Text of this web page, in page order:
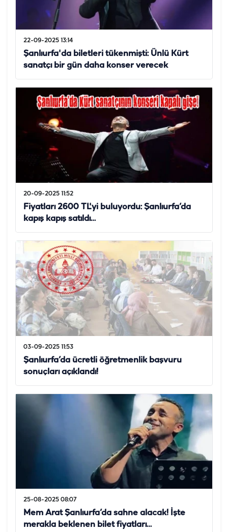
22-09-2025 13:14
Şanlıurfa'da biletleri tükenmişti: Ünlü Kürt
sanatçı bir gün daha konser verecek
20-09-2025 11:52
Fiyatları 2600 TL'yi buluyordu: Şanlıurfa’da
kapış kapış satıldı…
03-09-2025 11:53
Şanlıurfa’da ücretli öğretmenlik başvuru
sonuçları açıklandı!
25-08-2025 08:07
Mem Arat Şanlıurfa’da sahne alacak! İşte
merakla beklenen bilet fiyatları…